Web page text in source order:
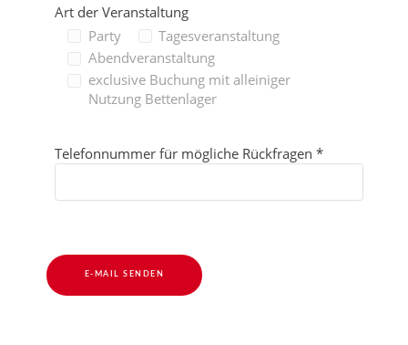
Art der Veranstaltung
Art der Veranstaltung
Party
Tagesveranstaltung
Abendveranstaltung
exclusive Buchung mit alleiniger
Nutzung Bettenlager
Telefonnummer für mögliche Rückfragen *
E-MAIL SENDEN